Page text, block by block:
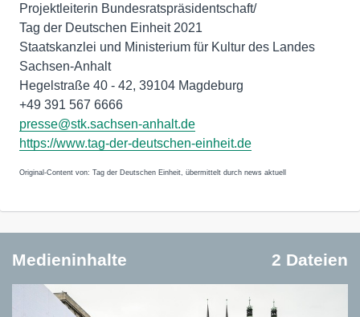
Projektleiterin Bundesratspräsidentschaft/
Tag der Deutschen Einheit 2021
Staatskanzlei und Ministerium für Kultur des Landes
Sachsen-Anhalt
Hegelstraße 40 - 42, 39104 Magdeburg
+49 391 567 6666
presse@stk.sachsen-anhalt.de
https://www.tag-der-deutschen-einheit.de
Original-Content von: Tag der Deutschen Einheit, übermittelt durch news aktuell
Medieninhalte 2 Dateien